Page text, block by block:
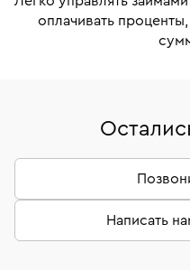
оплачивать
Написать